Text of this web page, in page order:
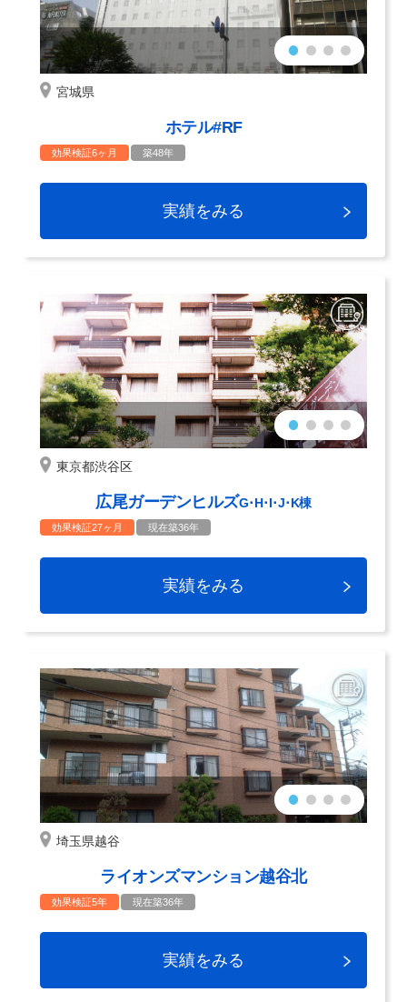
宮城県
ホテル#RF
効果検証6ヶ月 築48年
実績をみる
東京都渋谷区
広尾ガーデンヒルズG･H･I･J･K棟
効果検証27ヶ月 現在築36年
実績をみる
埼玉県越谷
ライオンズマンション越谷北
効果検証5年 現在築36年
実績をみる